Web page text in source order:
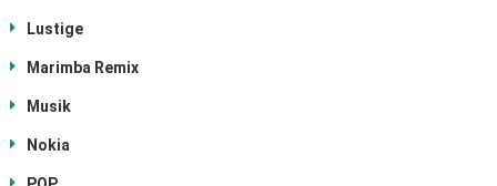
Lustige
Marimba Remix
Musik
Nokia